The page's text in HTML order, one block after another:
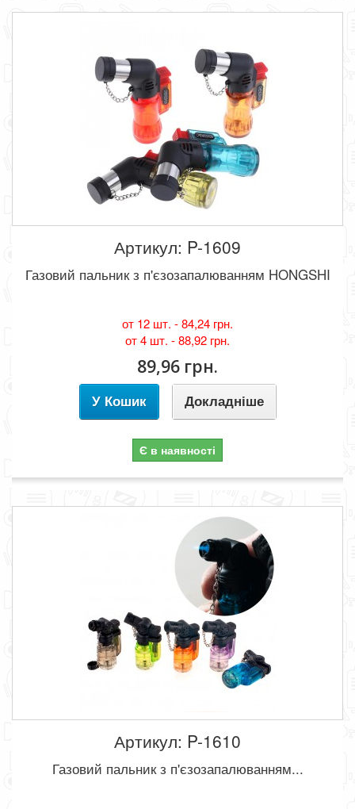
Артикул: P-1609
Газовий пальник з п'єзозапалюванням HONGSHI
от 12 шт. -84,24 грн.
от 4 шт. -88,92 грн.
89,96 грн.
У Кошик Докладніше
Є в наявності
Артикул: P-1610
Газовий пальник з п'єзозапалюванням...